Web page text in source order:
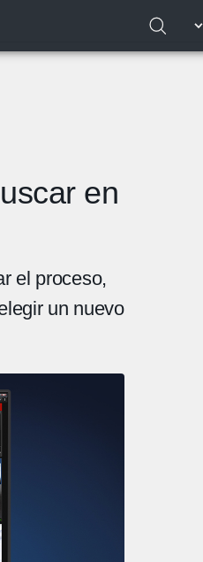
en
el proceso,
un nuevo